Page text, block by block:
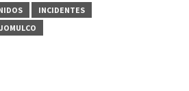
INCIDENTES